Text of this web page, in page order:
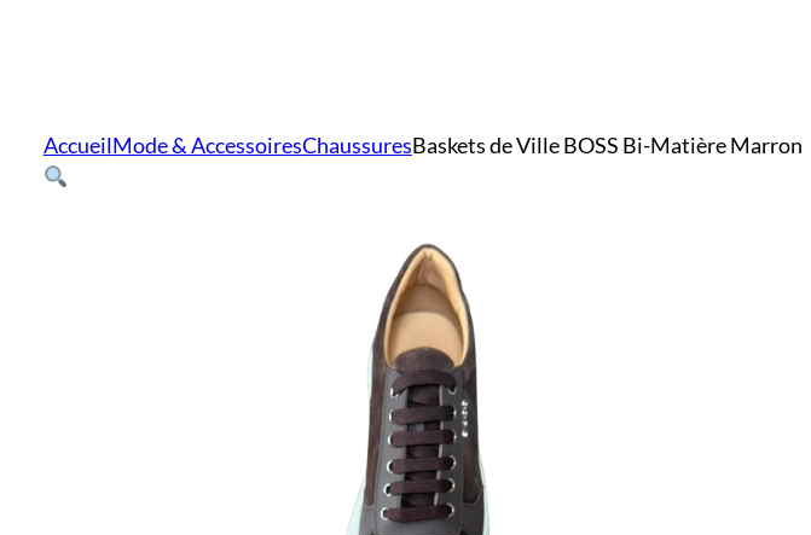
AccueilMode & AccessoiresChaussuresBaskets de Ville BOSS Bi-Matière Marron